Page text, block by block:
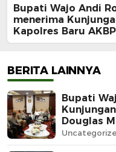
Bupati Wajo Andi
menerima
Kapolres Baru AKBP
Douglas
Sinergi
BERITA LAINNYA
Bupati
Douglas